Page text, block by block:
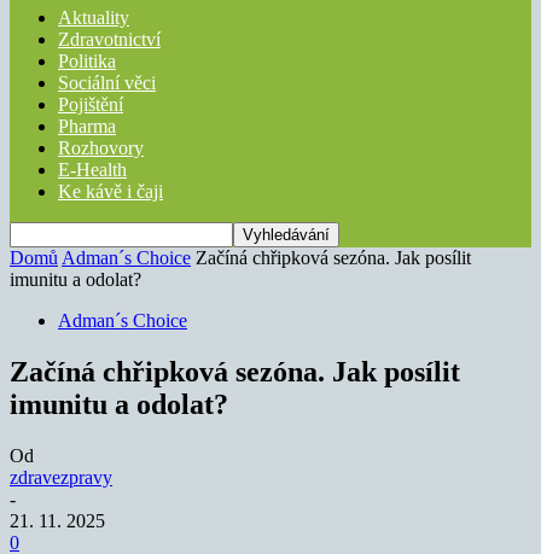
Aktuality
Zdravotnictví
Politika
Sociální věci
Pojištění
Pharma
Rozhovory
E-Health
Ke kávě i čaji
Domů Adman´s Choice Začíná chřipková sezóna. Jak posílit
imunitu a odolat?
Adman´s Choice
Začíná chřipková sezóna. Jak posílit
imunitu a odolat?
Od
zdravezpravy
-
21. 11. 2025
0